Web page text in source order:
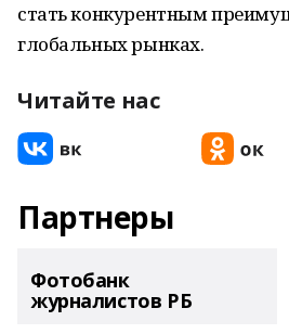
стать конкурентным
глобальных рынках.
Читайте нас
Партнеры
Фотобанк
журналистов РБ